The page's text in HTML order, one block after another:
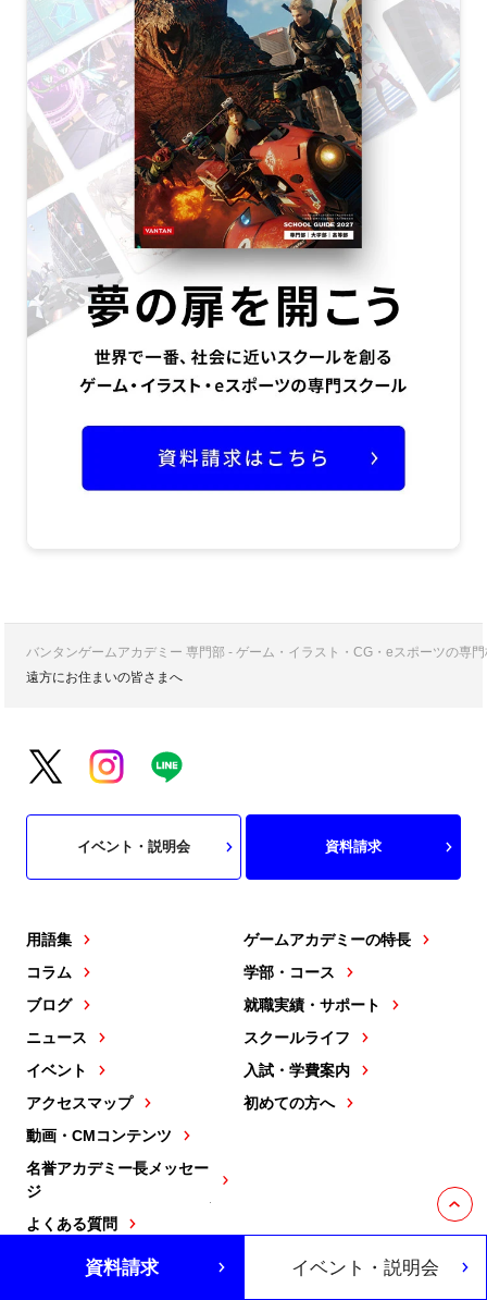
バンタンゲームアカデミー 専門部 - ゲーム・イラスト・CG・eスポーツの専
遠方にお住まいの皆さまへ
用語集
コラム
ブログ
ニュース
イベント
アクセスマップ
動画・CMコンテンツ
名誉アカデミー長メッセー
ジ
よくある質問
ゲームアカデミーの特長
学部・コース
就職実績・サポート
スクールライフ
入試・学費案内
初めての方へ
イベント・説明会 資料請求
資料請求 イベント・説明会